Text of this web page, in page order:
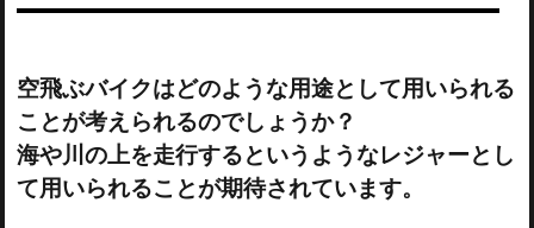
空飛ぶバイクはどのような用途として用いられる
ことが考えられるのでしょうか？
海や川の上を走行するというようなレジャーとし
て用いられることが期待されています。